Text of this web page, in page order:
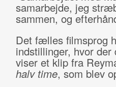
samarbejde, jeg
sammen, og
Det fælles filmsprog
indstillinger, hvor
viser et klip fra
halv time, som blev